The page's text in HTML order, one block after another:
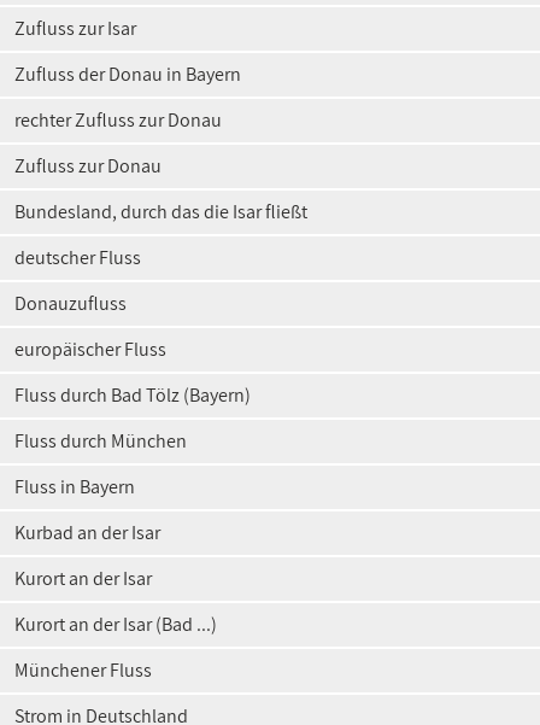
Zufluss zur Isar
Zufluss der Donau in Bayern
rechter Zufluss zur Donau
Zufluss zur Donau
Bundesland, durch das die Isar fließt
deutscher Fluss
Donauzufluss
europäischer Fluss
Fluss durch Bad Tölz (Bayern)
Fluss durch München
Fluss in Bayern
Kurbad an der Isar
Kurort an der Isar
Kurort an der Isar (Bad ...)
Münchener Fluss
Strom in Deutschland